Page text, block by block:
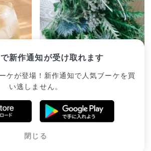
新作通知が受け取れます
ケが登場！新作通知で人気ブーケを買
い逃しません。
閉じる
レモン
森林浴のおまかせスワッグ